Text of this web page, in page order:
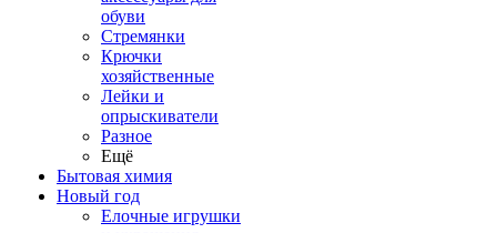
обуви
Стремянки
Крючки
хозяйственные
Лейки и
опрыскиватели
Разное
Ещё
Бытовая химия
Новый год
Елочные игрушки